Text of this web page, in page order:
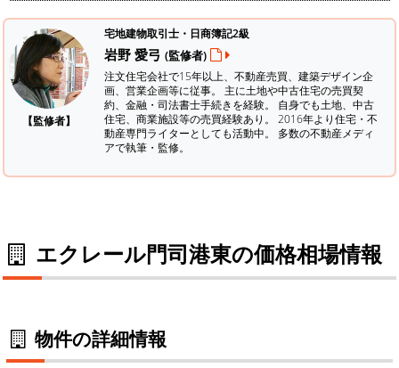
【監修者】
宅地建物取引士・日商簿記2級
岩野 愛弓 (監修者)
注文住宅会社で15年以上、不動産売買、建築デザイン企
画、営業企画等に従事。 主に土地や中古住宅の売買契
約、金融・司法書士手続きを経験。 自身でも土地、中古
住宅、商業施設等の売買経験あり。 2016年より住宅・不
動産専門ライターとしても活動中。 多数の不動産メディ
アで執筆・監修。
エクレール門司港東の価格相場情報
物件の詳細情報